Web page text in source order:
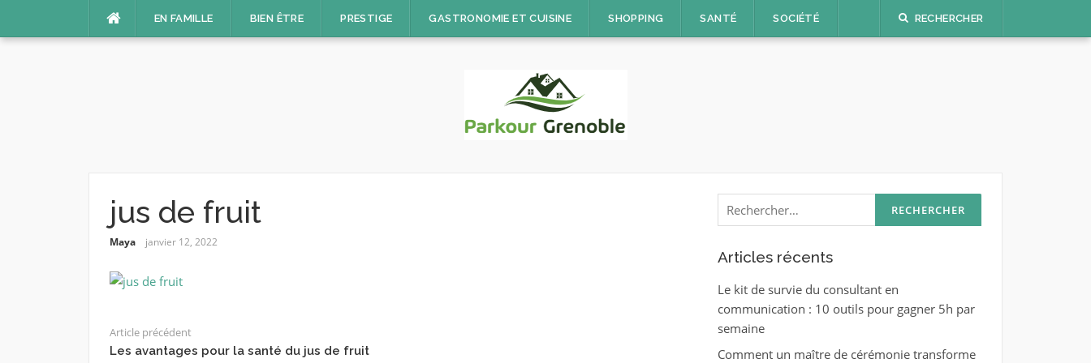
EN FAMILLE BIEN ÊTRE PRESTIGE GASTRONOMIE ET CUISINE SHOPPING SANTÉ SOCIÉTÉ RECHERCHER
jus de fruit
Maya janvier 12, 2022
Article précédent
Les avantages pour la santé du jus de fruit
Rechercher :
Articles récents
Le kit de survie du consultant en
communication : 10 outils pour gagner 5h par
semaine
Comment un maître de cérémonie transforme